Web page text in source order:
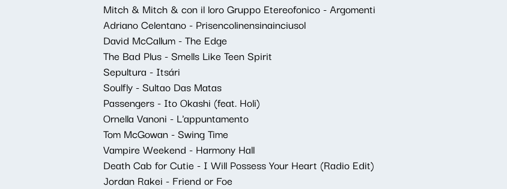
Mitch & Mitch & con il loro Gruppo Etereofonico - Argomenti
Adriano Celentano - Prisencolinensinainciusol
David McCallum - The Edge
The Bad Plus - Smells Like Teen Spirit
Sepultura - Itsári
Soulfly - Sultao Das Matas
Passengers - Ito Okashi (feat. Holi)
Ornella Vanoni - L'appuntamento
Tom McGowan - Swing Time
Vampire Weekend - Harmony Hall
Death Cab for Cutie - I Will Possess Your Heart (Radio Edit)
Jordan Rakei - Friend or Foe